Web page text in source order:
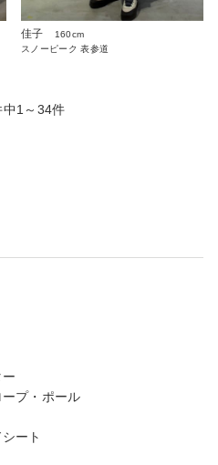
佳子
160cm
スノーピーク 表参道
中1～34件
プ・ポール
ート